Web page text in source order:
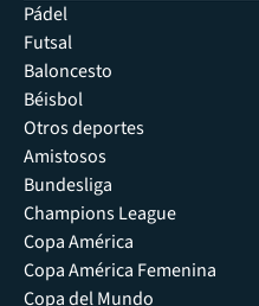
Pádel
Futsal
Baloncesto
Béisbol
Otros deportes
Amistosos
Bundesliga
Champions League
Copa América
Copa América Femenina
Copa del Mundo